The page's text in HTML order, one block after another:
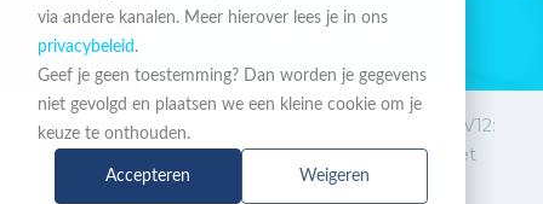
via andere kanalen. Meer hierover lees je in ons
privacybeleid .
Geef je geen toestemming? Dan worden je gegevens
niet gevolgd en plaatsen we een kleine cookie om je
keuze te onthouden.
Accepteren Weigeren
Nieuws & Acties
Nieuws
&
Acties
Mitel Health Station HiMed V12:
digitale transformatie aan het
ziekenhuisbed